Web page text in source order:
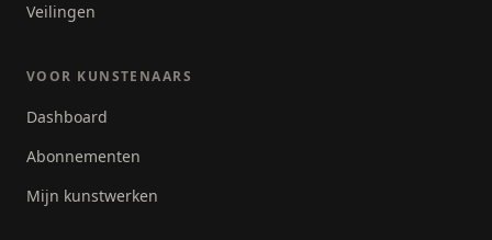
Veilingen
VOOR KUNSTENAARS
Dashboard
Abonnementen
Mijn kunstwerken